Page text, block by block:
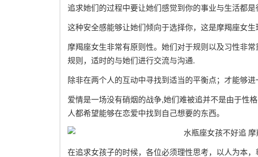
追求她们的过程中要让她们感觉到你的事业与生活都
这种安全感能够让她们倾向于选择你，这是摩羯座女生
摩羯座女生非常有原则性。她们对于规则以及习性非
规则，适时的与她们进行交流与沟通.
除非在两个人的互动中寻找到适当的平衡点；才能够进
爱情是一场没有硝烟的战争,她们难被追并不是由于性
人都希望能够在恋爱中找到自己想要的东西。
在追求女孩子的时候，各位必须理性思考，以人为本